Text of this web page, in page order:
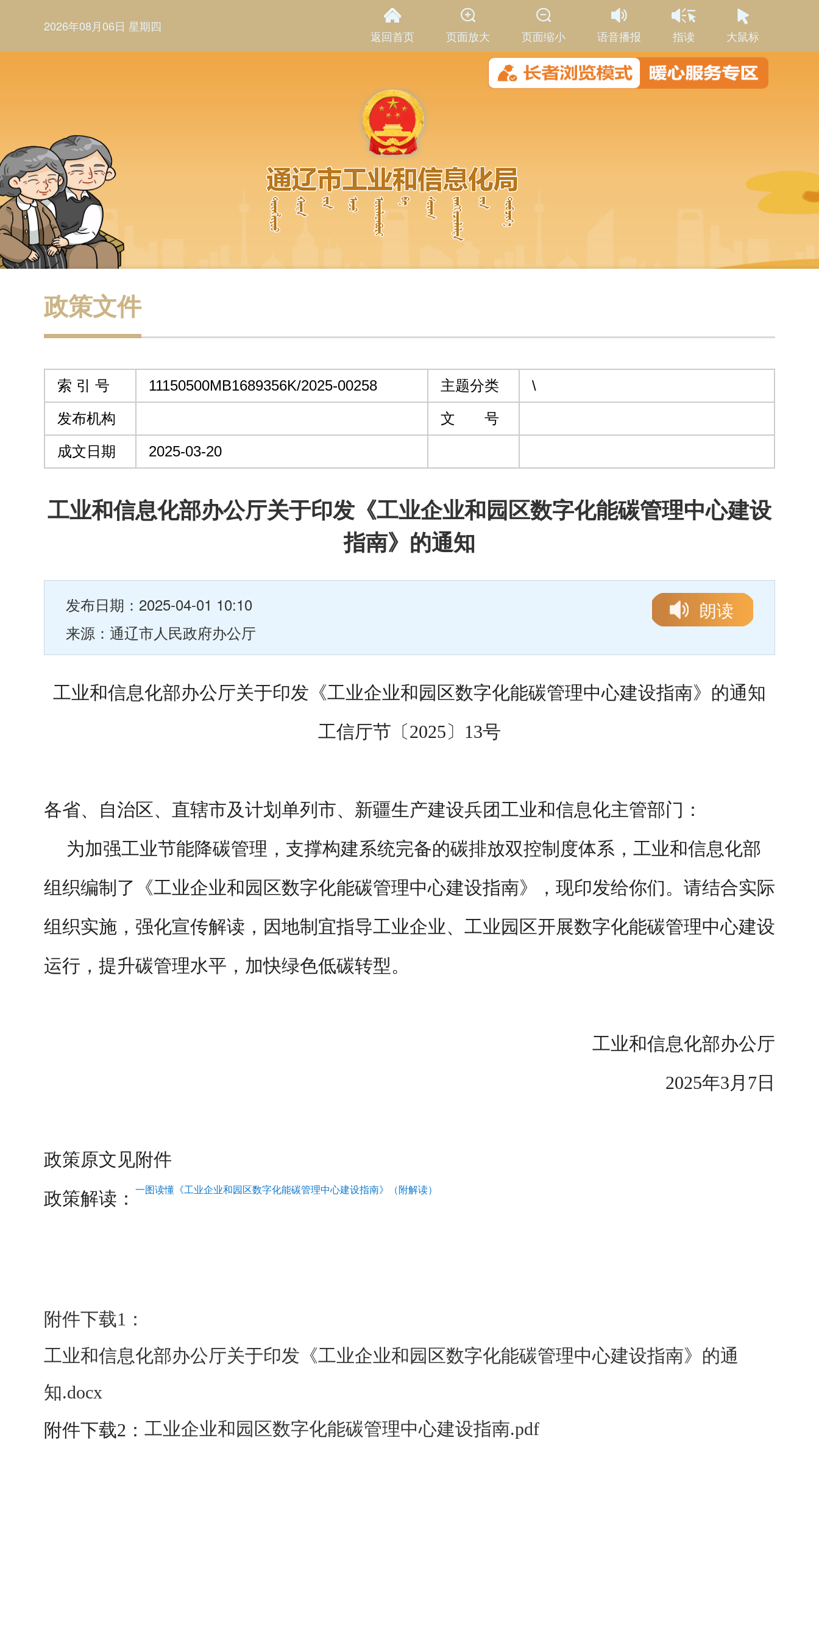
2026年08月06日 星期四
返回首页 页面放大 页面缩小 语音播报 指读 大鼠标
政策文件
索 引 号 11150500MB1689356K/2025-00258 主题分类
\
发布机构
文 号
成文日期
2025-03-20
工业和信息化部办公厅关于印发《工业企业和园区数字化能碳管理中心建设
指南》的通知
发布日期：2025-04-01 10:10
来源：通辽市人民政府办公厅
朗读
工业和信息化部办公厅关于印发《工业企业和园区数字化能碳管理中心建设指南》的通知
工信厅节〔2025〕13号
各省、自治区、直辖市及计划单列市、新疆生产建设兵团工业和信息化主管部门：
为加强工业节能降碳管理，支撑构建系统完备的碳排放双控制度体系，工业和信息化部
组织编制了《工业企业和园区数字化能碳管理中心建设指南》，现印发给你们。请结合实际
组织实施，强化宣传解读，因地制宜指导工业企业、工业园区开展数字化能碳管理中心建设
运行，提升碳管理水平，加快绿色低碳转型。
工业和信息化部办公厅
2025年3月7日
政策原文见附件
政策解读：
一图读懂《工业企业和园区数字化能碳管理中心建设指南》（附解读）
附件下载1：
工业和信息化部办公厅关于印发《工业企业和园区数字化能碳管理中心建设指南》的通
知.docx
附件下载2： 工业企业和园区数字化能碳管理中心建设指南.pdf